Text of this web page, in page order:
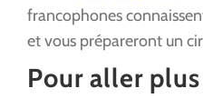
francophones
et vous prépareront un
Pour aller